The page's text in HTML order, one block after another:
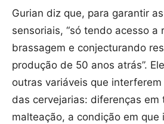
Gurian diz que, para garantir
sensoriais, “só tendo acesso a
brassagem e conjecturando
produção de 50 anos atrás”.
outras variáveis que
das cervejarias: diferenças em
malteação, a condição em que